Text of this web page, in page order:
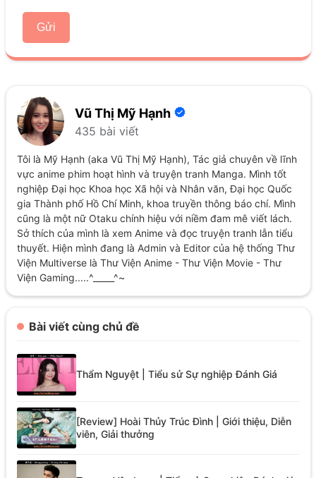
Vũ Thị Mỹ Hạnh
435 bài viết
Tôi là Mỹ Hạnh (aka Vũ Thị Mỹ Hạnh), Tác giả chuyên về lĩnh
vực anime phim hoạt hình và truyện tranh Manga. Mình tốt
nghiệp Đại học Khoa học Xã hội và Nhân văn, Đại học Quốc
gia Thành phố Hồ Chí Minh, khoa truyền thông báo chí. Mình
cũng là một nữ Otaku chính hiệu với niềm đam mê viết lách.
Sở thích của mình là xem Anime và đọc truyện tranh lẫn tiểu
thuyết. Hiện mình đang là Admin và Editor của hệ thống Thư
Viện Multiverse là Thư Viện Anime - Thư Viện Movie - Thư
Viện Gaming.....^_____^~
Bài viết cùng chủ đề
Thẩm Nguyệt | Tiểu sử Sự nghiệp Đánh Giá
[Review] Hoài Thủy Trúc Đình | Giới thiệu, Diễn
viên, Giải thưởng
Gửi